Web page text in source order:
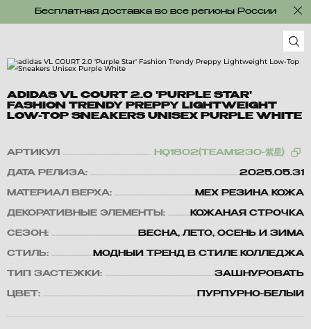
Бесплатная доставка во все регионы России
ADIDAS VL COURT 2.0 'PURPLE STAR'
FASHION TRENDY PREPPY LIGHTWEIGHT
LOW-TOP SNEAKERS UNISEX PURPLE WHITE
АРТИКУЛ HQ1802(TEAM1230-紫星)
ДАТА РЕЛИЗА: 2025.05.31
МАТЕРИАЛ ВЕРХА: МЕХ РЕЗИНА КОЖА
ДЕКОРАТИВНЫЕ ЭЛЕМЕНТЫ: КОЖАНАЯ СТРОЧКА
СЕЗОН: ВЕСНА, ЛЕТО, ОСЕНЬ И ЗИМА
СТИЛЬ: МОДНЫЙ ТРЕНД В СТИЛЕ КОЛЛЕДЖА
ТИП ЗАСТЕЖКИ: ЗАШНУРОВАТЬ
ЦВЕТ: ПУРПУРНО-БЕЛЫЙ